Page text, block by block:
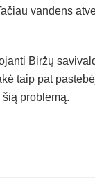
vandens
Biržų
taip pat
problemą.